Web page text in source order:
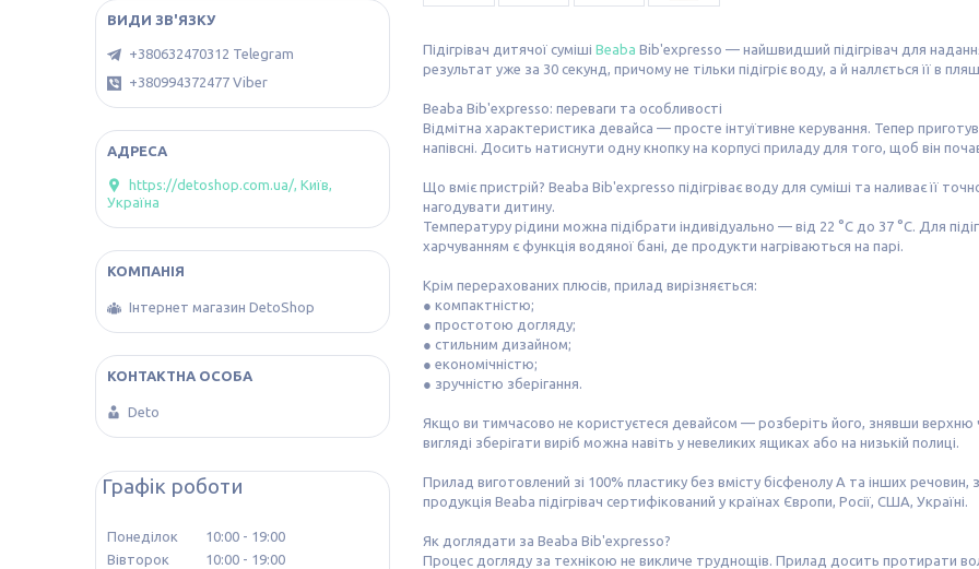
Підігрівач дитячої суміші Beaba Bib'expresso — найшвидший підігрівач для
результат уже за 30 секунд, причому не тільки підігріє воду, а й наллється її в
Beaba Bib'expresso: переваги та особливості
Відмітна характеристика девайса — просте інтуїтивне керування. Тепер
напівсні. Досить натиснути одну кнопку на корпусі приладу для того, щоб він
Що вміє пристрій? Beaba Bib'expresso підігріває воду для суміші та наливає її
нагодувати дитину.
Температуру рідини можна підібрати індивідуально — від 22 °C до 37 °C. Для
харчуванням є функція водяної бані, де продукти нагріваються на парі.
Крім перерахованих плюсів, прилад вирізняється:
● компактністю;
● простотою догляду;
● стильним дизайном;
● економічністю;
● зручністю зберігання.
Якщо ви тимчасово не користуєтеся девайсом — розберіть його, знявши верхню
вигляді зберігати виріб можна навіть у невеликих ящиках або на низькій полиці.
Прилад виготовлений зі 100% пластику без вмісту бісфенолу А та інших
продукція Beaba підігрівач сертифікований у країнах Європи, Росії, США, Україні.
Як доглядати за Beaba Bib'expresso?
Процес догляду за технікою не викличе труднощів. Прилад досить протирати
+380632470312 Telegram
+380994372477 Viber
https://detoshop.com.ua/, Київ,
Україна
Інтернет магазин DetoShop
Deto
Графік роботи
Понеділок 10:00
19:00
Вівторок
10:00
19:00